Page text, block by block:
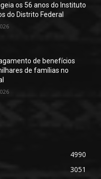
os 56 anos do Instituto
do Distrito Federal
de benefícios
de famílias no
4990
3051